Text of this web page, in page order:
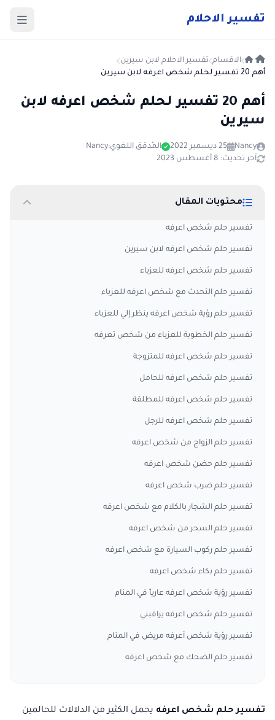
تفسير الاحلام
الاقسام تفسير الاحلام لابن سيرين
أهم 20 تفسير لحلم شخص اعرفه لابن سيرين
أهم 20 تفسير لحلم شخص اعرفه لابن
سيرين
Nancy 25 ديسمبر 2022 المُدقق اللغوي:Nancy
آخر تحديث: 8 أغسطس 2023
محتويات المقال
تفسير حلم شخص اعرفه
تفسير حلم شخص اعرفه لابن سيرين
تفسير حلم شخص اعرفه للعزباء
تفسير حلم التحدث مع شخص اعرفه للعزباء
تفسير حلم رؤية شخص اعرفه ينظر إلي للعزباء
تفسير حلم الخطوبة للعزباء من شخص تعرفه
تفسير حلم شخص اعرفه للمتزوجة
تفسير حلم شخص اعرفه للحامل
تفسير حلم شخص اعرفه للمطلقة
تفسير حلم شخص اعرفه للرجل
تفسير حلم الزواج من شخص اعرفه
تفسير حلم حضن شخص اعرفه
تفسير حلم ضرب شخص اعرفه
تفسير حلم الشجار بالكلام مع شخص اعرفه
تفسير حلم السحر من شخص اعرفه
تفسير حلم ركوب السيارة مع شخص اعرفه
تفسير حلم بكاء شخص اعرفه
تفسير رؤية شخص اعرفه عارياً في المنام
تفسير حلم شخص اعرفه يراقبني
تفسير رؤية شخص أعرفه مريض في المنام
تفسير حلم الضحك مع شخص اعرفه
تفسير حلم شخص اعرفه يحمل الكثير من الدلالات للحالمين